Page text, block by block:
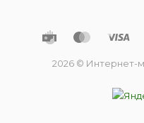
2026 © Интернет-